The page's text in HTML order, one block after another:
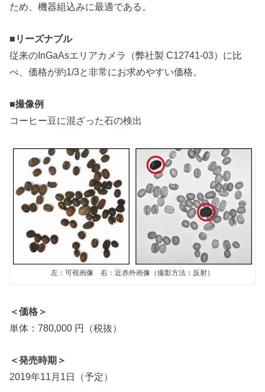
ため、機器組込みに最適である。
■リーズナブル
従来のInGaAsエリアカメラ（弊社製 C12741-03）に比
べ、価格が約1/3と非常にお求めやすい価格。
■撮像例
コーヒー豆に混ざった石の検出
左：可視画像 右：近赤外画像（撮影方法：反射）
＜価格＞
単体：780,000 円（税抜）
＜発売時期＞
2019年11月1日（予定）